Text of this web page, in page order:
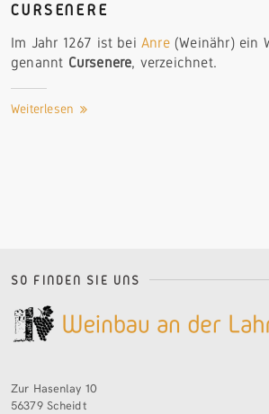
CURSENERE
Im Jahr 1267 ist beiAnre(Weinähr) ein
genannt Cursenere, verzeichnet.
Weiterlesen
SO FINDEN SIE UNS
Zur Hasenlay 10
56379 Scheidt